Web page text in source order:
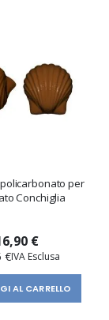
per
Conchiglia
€
€
AL CARRELLO